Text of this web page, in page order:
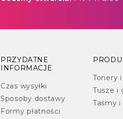
PRZYDATNE
INFORMACJE
Czas wysyłki
Sposoby dostawy
Formy płatności
Tonery
Tusze i
Taśmy i